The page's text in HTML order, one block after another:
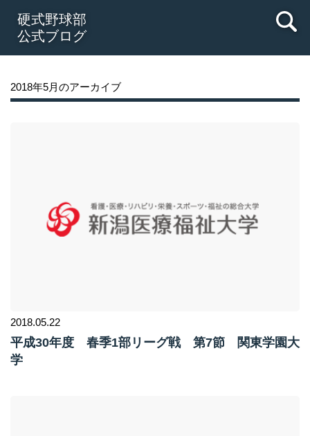
硬式野球部
公式ブログ
2018年5月のアーカイブ
2018.05.22
平成30年度 春季1部リーグ戦 第7節 関東学園大
学